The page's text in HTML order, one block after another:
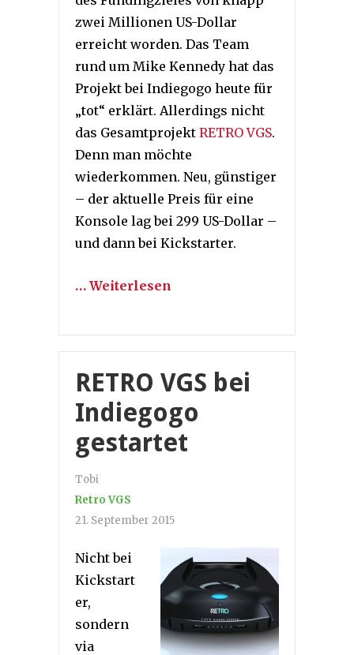
zwei Millionen US-Dollar
erreicht worden. Das Team
rund um Mike Kennedy hat das
Projekt bei Indiegogo heute für
„tot“ erklärt. Allerdings nicht
das Gesamtprojekt RETRO VGS.
Denn man möchte
wiederkommen. Neu, günstiger
– der aktuelle Preis für eine
Konsole lag bei 299 US-Dollar –
und dann bei Kickstarter.
… Weiterlesen
RETRO VGS bei
Indiegogo
gestartet
Tobi
Retro VGS
21. September 2015
Nicht bei
Kickstart
er,
sondern
via